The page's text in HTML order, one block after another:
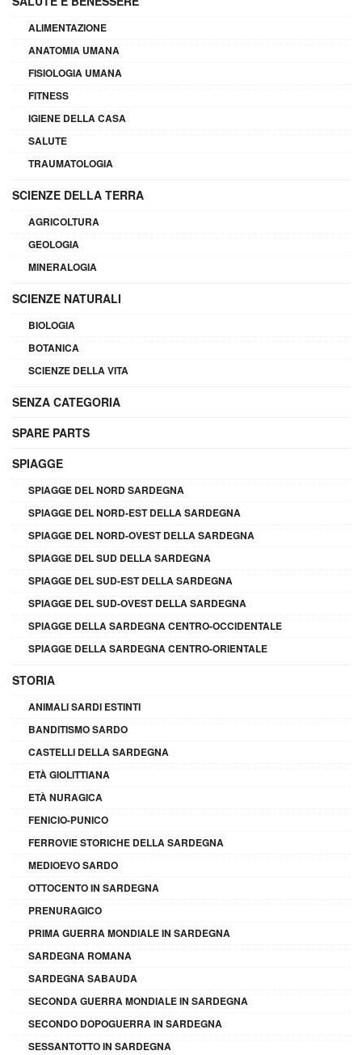
ALIMENTAZIONE
ANATOMIA UMANA
FISIOLOGIA UMANA
FITNESS
IGIENE DELLA CASA
SALUTE
TRAUMATOLOGIA
SCIENZE DELLA TERRA
AGRICOLTURA
GEOLOGIA
MINERALOGIA
SCIENZE NATURALI
BIOLOGIA
BOTANICA
SCIENZE DELLA VITA
SENZA CATEGORIA
SPARE PARTS
SPIAGGE
SPIAGGE DEL NORD SARDEGNA
SPIAGGE DEL NORD-EST DELLA SARDEGNA
SPIAGGE DEL NORD-OVEST DELLA SARDEGNA
SPIAGGE DEL SUD DELLA SARDEGNA
SPIAGGE DEL SUD-EST DELLA SARDEGNA
SPIAGGE DEL SUD-OVEST DELLA SARDEGNA
SPIAGGE DELLA SARDEGNA CENTRO-OCCIDENTALE
SPIAGGE DELLA SARDEGNA CENTRO-ORIENTALE
STORIA
ANIMALI SARDI ESTINTI
BANDITISMO SARDO
CASTELLI DELLA SARDEGNA
ETÀ GIOLITTIANA
ETÀ NURAGICA
FENICIO-PUNICO
FERROVIE STORICHE DELLA SARDEGNA
MEDIOEVO SARDO
OTTOCENTO IN SARDEGNA
PRENURAGICO
PRIMA GUERRA MONDIALE IN SARDEGNA
SARDEGNA ROMANA
SARDEGNA SABAUDA
SECONDA GUERRA MONDIALE IN SARDEGNA
SECONDO DOPOGUERRA IN SARDEGNA
SESSANTOTTO IN SARDEGNA